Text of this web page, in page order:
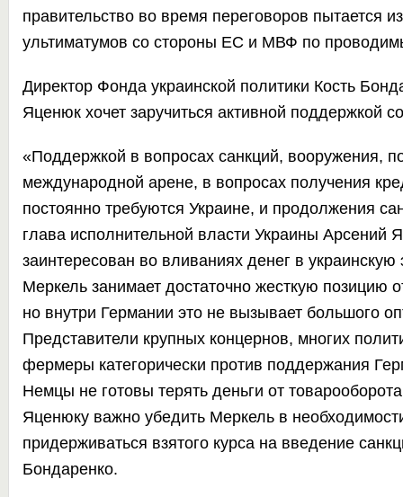
правительство во время переговоров пытается
ультиматумов со стороны ЕС и МВФ по
Директор Фонда украинской политики Кость
Яценюк хочет заручиться активной поддержкой
«Поддержкой в вопросах санкций, вооружения,
международной арене, в вопросах получения
постоянно требуются Украине, и продолжения
глава исполнительной власти Украины Арсений
заинтересован во вливаниях денег в украинскую
Меркель занимает достаточно жесткую позицию
но внутри Германии это не вызывает большого
Представители крупных концернов, многих
фермеры категорически против поддержания
Немцы не готовы терять деньги от
Яценюку важно убедить Меркель в
придерживаться взятого курса на введение
Бондаренко.